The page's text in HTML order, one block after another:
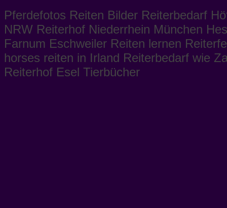
Pferdefotos Reiten Bilder Reiterbedarf
NRW Reiterhof Niederrhein München
Farnum Eschweiler Reiten lernen
horses reiten in Irland Reiterbedarf wie
Reiterhof Esel Tierbücher